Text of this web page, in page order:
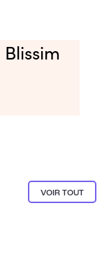
VOIR TOUT